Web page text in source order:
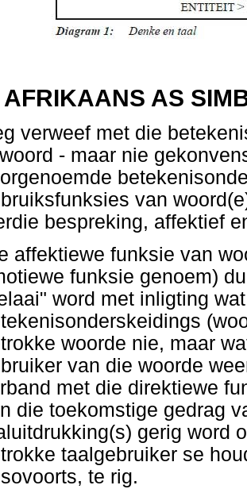
AFRIKAANS AS
verweef met die
- maar nie
van
bespreking, affektief
affektiewe funksie van
funksie genoem)
word met inligting
woorde nie, maar
van die woorde
met die direktiewe
die toekomstige gedrag
gerig word
taalgebruiker se
te rig.